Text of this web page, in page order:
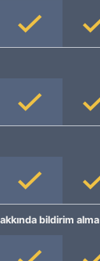
bildirim alma